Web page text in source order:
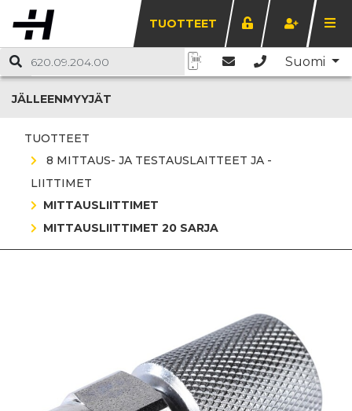
TUOTTEET
Suomi
JÄLLEENMYYJÄT
TUOTTEET
8 MITTAUS- JA TESTAUSLAITTEET JA -
LIITTIMET
MITTAUSLIITTIMET
MITTAUSLIITTIMET 20 SARJA